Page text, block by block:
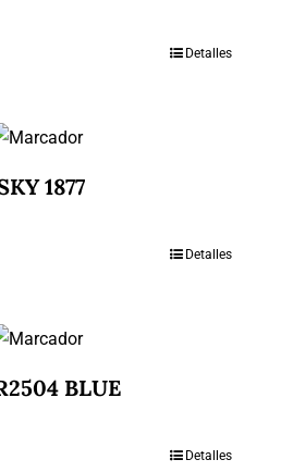
Detalles
1877
Detalles
BLUE
Detalles